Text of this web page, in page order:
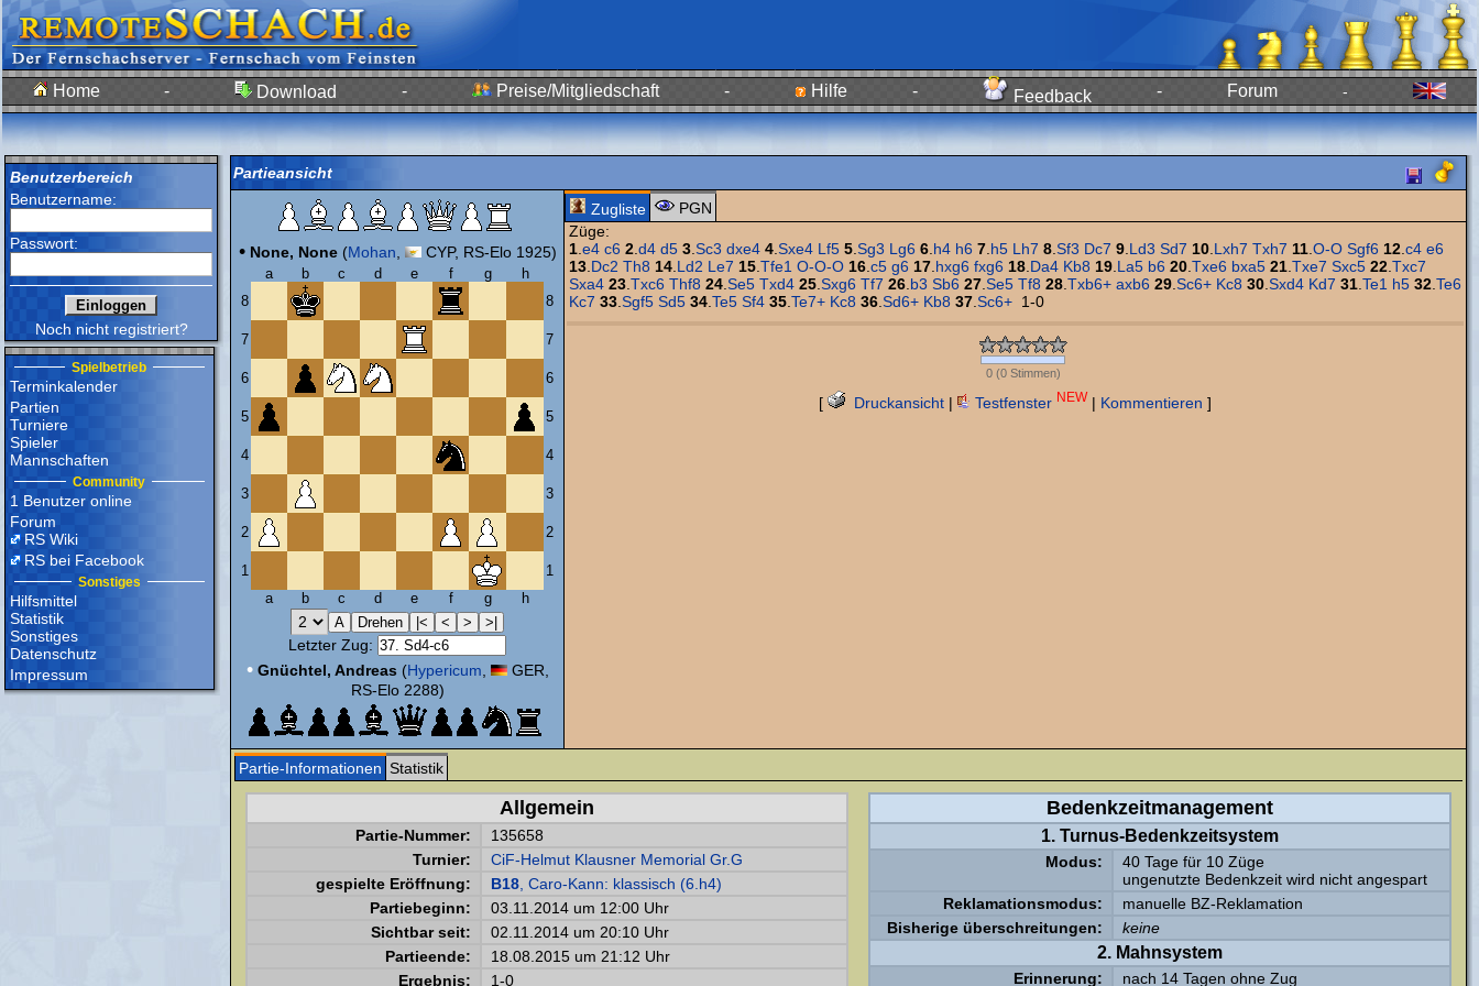
Home - Download - Preise/Mitgliedschaft - Hilfe - Feedback - Forum -
Benutzerbereich
Benutzername:
Passwort:
Noch nicht registriert?
Spielbetrieb
Terminkalender
Partien
Turniere
Spieler
Mannschaften
Community
1 Benutzer online
Forum
RS Wiki
RS bei Facebook
Sonstiges
Hilfsmittel
Statistik
Sonstiges
Datenschutz
Impressum
Partieansicht
• None, None(Mohan CYP, RS-Elo 1925)
a b c d e f g
h
8
8
7 7
6 6
5 5
4 4
3 3
2 2
1
1
a
b c d e f g h
Letzter Zug:
• Gnüchtel, Andreas (Hypericum
GER,
RS-Elo 2288)
Zugliste
PGN
Züge:
1 e4 c6 2 d4 d5 3 Sc3 dxe4 4 Sxe4 Lf5 5 Sg3 Lg6 6 h4 h6 7 h5 Lh7 8 Sf3 Dc7 9 Ld3 Sd7 10 Lxh7 Txh7 11 O-O Sgf6 12 c4 e6
13 Dc2 Th8 14 Ld2 Le7 15 Tfe1 O-O-O 16 c5 g6 17 hxg6 fxg6 18 Da4 Kb8 19 La5 b6 20 Txe6 bxa5 21 Txe7 Sxc5 22 Txc7
Sxa4 23 Txc6 Thf8 24 Se5 Txd4 25 Sxg6 Tf7 26 b3 Sb6 27 Se5 Tf8 28 Txb6+ axb6 29 Sc6+ Kc8 30 Sxd4 Kd7 31 Te1 h5 32 Te6
Kc7 33 Sgf5 Sd5 34 Te5 Sf4 35 Te7+ Kc8 36 Sd6+ Kb8 37 Sc6+ 1-0
0(0Stimmen)
[ Druckansicht | Testfenster NEW | Kommentieren ]
Partie-Informationen Statistik
Allgemein
Partie-Nummer:
135658
Turnier:
CiF-Helmut Klausner Memorial Gr.G
gespielte Eröffnung:
B18 , Caro-Kann: klassisch (6.h4)
Partiebeginn:
03.11.2014 um 12:00 Uhr
Sichtbar seit:
02.11.2014 um 20:10 Uhr
Partieende:
18.08.2015 um 21:12 Uhr
Ergebnis:
1-0
Bedenkzeitmanagement
1. Turnus-Bedenkzeitsystem
Modus:
40 Tage für 10 Züge
ungenutzte Bedenkzeit wird nicht angespart
Reklamationsmodus:
manuelle BZ-Reklamation
Bisherige überschreitungen:
keine
2. Mahnsystem
Erinnerung: nach 14 Tagen ohne Zug